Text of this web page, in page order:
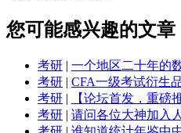
您可能感兴趣的文章
考研 | 一个地区二十年的
考研 | CFA一级考试衍生
考研 |
【论坛首发，重磅
考研 | 请问各位大神加入